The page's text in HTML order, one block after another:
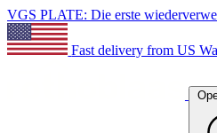
VGS PLATE: Die erste
Fast delivery from US